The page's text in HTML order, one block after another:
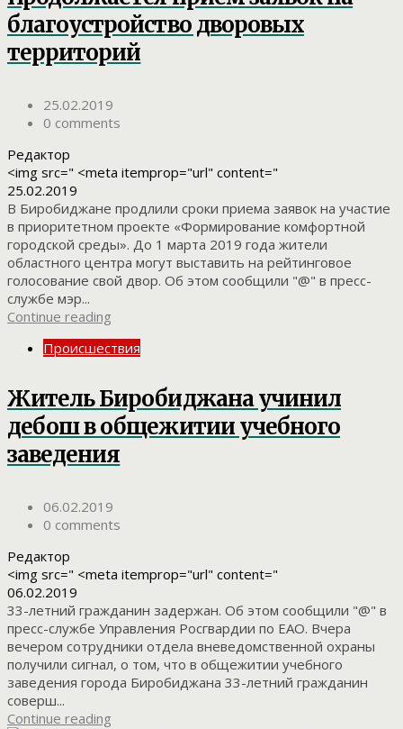
благоустройство дворовых
территорий
25.02.2019
0 comments
Редактор
<img src=" <meta itemprop="url" content="
25.02.2019
В Биробиджане продлили сроки приема заявок на участие
в приоритетном проекте «Формирование комфортной
городской среды». До 1 марта 2019 года жители
областного центра могут выставить на рейтинговое
голосование свой двор. Об этом сообщили "@" в пресс-
службе мэр...
Continue reading
Происшествия
Житель Биробиджана учинил
дебош в общежитии учебного
заведения
06.02.2019
0 comments
Редактор
<img src=" <meta itemprop="url" content="
06.02.2019
33-летний гражданин задержан. Об этом сообщили "@" в
пресс-службе Управления Росгвардии по ЕАО. Вчера
вечером сотрудники отдела вневедомственной охраны
получили сигнал, о том, что в общежитии учебного
заведения города Биробиджана 33-летний гражданин
соверш...
Continue reading